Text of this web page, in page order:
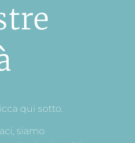
qui sotto.
siamo